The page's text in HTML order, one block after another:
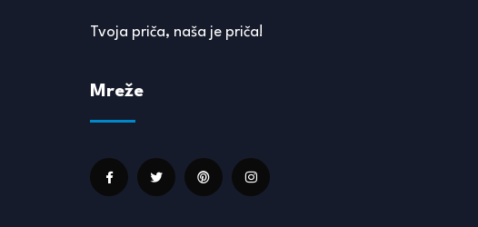
Tvoja priča, naša je priča!
Mreže